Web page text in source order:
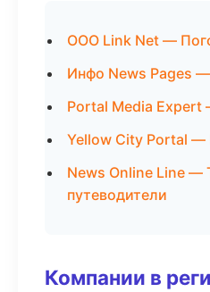
ООО Link Net —
Инфо News Pages
Portal Media Expert
Yellow City Portal —
News Online Line —
путеводители
Компании в